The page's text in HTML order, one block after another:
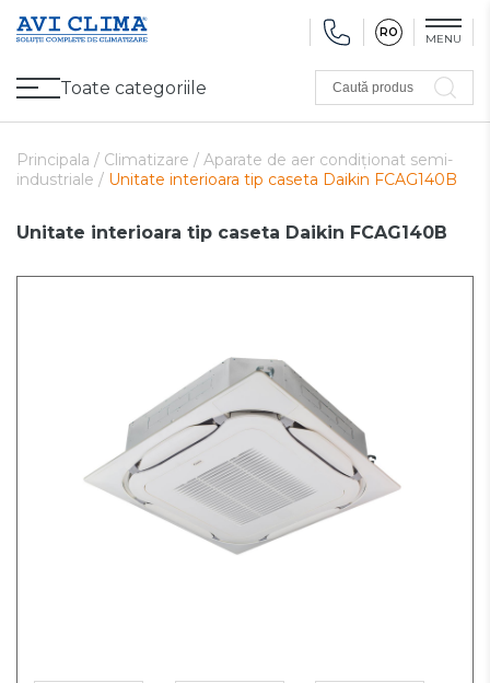
RO MENU
Toate categoriile
Climatizare
Ventilare
Caută produs
Principala / Climatizare / Aparate de aer condiționat semi-
industriale / Unitate interioara tip caseta Daikin FCAG140B
Unitate interioara tip caseta Daikin FCAG140B